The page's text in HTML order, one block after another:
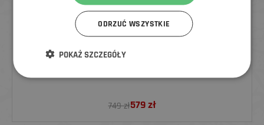
749 zł579zł
ODRZUĆ WSZYSTKIE
POKAŻ SZCZEGÓŁY